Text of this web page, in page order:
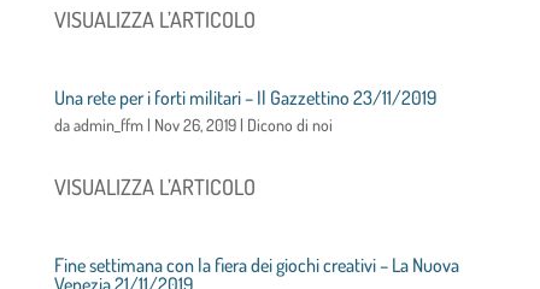
VISUALIZZA L’ARTICOLO
Una rete per i forti militari – Il Gazzettino 23/11/2019
daadmin_ffm| Nov 26, 2019| Dicono di noi
VISUALIZZA L’ARTICOLO
Fine settimana con la fiera dei giochi creativi – La Nuova
Venezia 21/11/2019